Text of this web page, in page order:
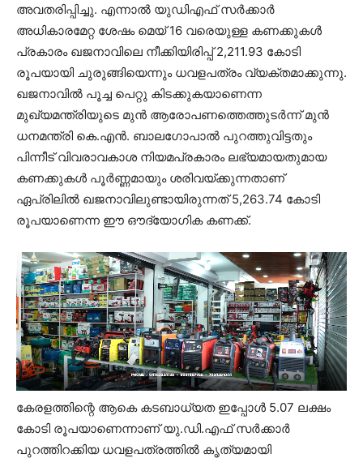
അവതരിപ്പിച്ചു. എന്നാൽ യുഡിഎഫ് സർക്കാർ
അധികാരമേറ്റ ശേഷം മെയ് 16 വരെയുള്ള കണക്കുകൾ
പ്രകാരം ഖജനാവിലെ നീക്കിയിരിപ്പ് 2,211.93 കോടി
രൂപയായി ചുരുങ്ങിയെന്നും ധവളപത്രം വ്യക്തമാക്കുന്നു.
ഖജനാവിൽ പൂച്ച പെറ്റു കിടക്കുകയാണെന്ന
മുഖ്യമന്ത്രിയുടെ മുൻ ആരോപണത്തെത്തുടർന്ന് മുൻ
ധനമന്ത്രി കെ.എൻ. ബാലഗോപാൽ പുറത്തുവിട്ടതും
പിന്നീട് വിവരാവകാശ നിയമപ്രകാരം ലഭ്യമായതുമായ
കണക്കുകൾ പൂർണ്ണമായും ശരിവയ്ക്കുന്നതാണ്
ഏപ്രിലിൽ ഖജനാവിലുണ്ടായിരുന്നത് 5,263.74 കോടി
രൂപയാണെന്ന ഈ ഔദ്യോഗിക കണക്ക്.
കേരളത്തിന്റെ ആകെ കടബാധ്യത ഇപ്പോൾ 5.07 ലക്ഷം
കോടി രൂപയാണെന്നാണ് യു.ഡി.എഫ് സർക്കാർ
പുറത്തിറക്കിയ ധവളപത്രത്തിൽ കൃത്യമായി